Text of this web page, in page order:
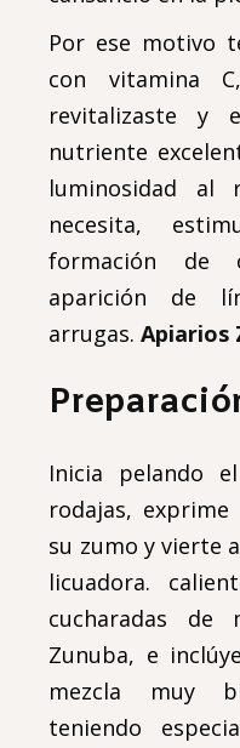
Por ese motivo
con vitamina
revitalizaste y
nutriente
luminosidad al
necesita,
formación de
aparición de
arrugas.Apiarios
Inicia pelando
rodajas,
su zumo y vierte
licuadora.
cucharadas de
Zunuba, e
mezcla muy
teniendo